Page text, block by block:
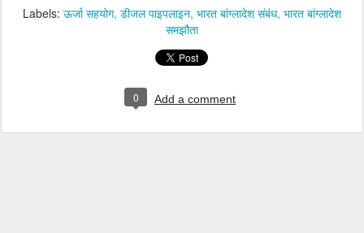
Labels: ऊर्जा सहयोग डीजल पाइपलाइन भारत बांग्लादेश संबंध भारत बांग्लादेश
समझौता
0 Add a comment